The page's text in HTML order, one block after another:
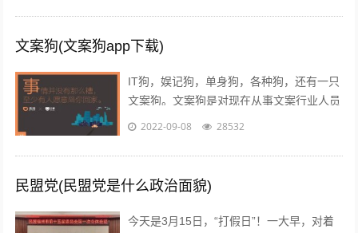
文案狗(文案狗app下载)
IT狗，娱记狗，单身狗，各种狗，还有一只
文案狗。文案狗是对现在从事文案行业人员
的统称，白天看案例写文案，晚上看稿子改
2022-09-08 28532
民盟党(民盟党是什么政治面貌)
今天是3月15日，“打假日”！一大早，对着